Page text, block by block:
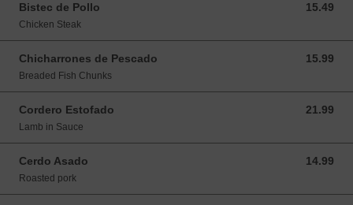
Bistec de Pollo 15.49
15.49 USD
Chicken Steak
Chicharrones de Pescado 15.99
15.99 USD
Breaded Fish Chunks
Cordero Estofado 21.99
21.99 USD
Lamb in Sauce
Cerdo Asado 14.99
14.99 USD
Roasted pork